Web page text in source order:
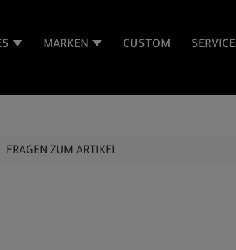
MARKEN CUSTOM SERVICE
FRAGEN ZUM ARTIKEL